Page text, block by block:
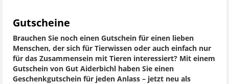
Gutscheine
Brauchen Sie noch einen Gutschein für einen lieben
Menschen, der sich für Tierwissen oder auch einfach nur
für das Zusammensein mit Tieren interessiert? Mit einem
Gutschein von Gut Aiderbichl haben Sie einen
Geschenkgutschein für jeden Anlass – jetzt neu als